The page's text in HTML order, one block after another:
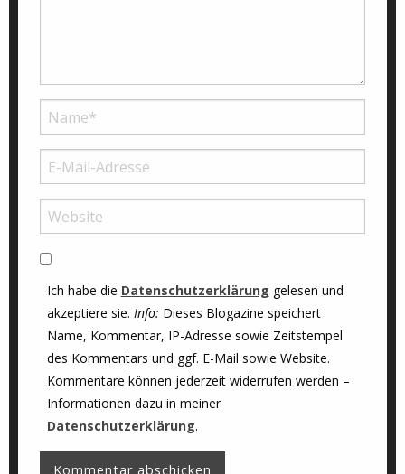
Ich habe die Datenschutzerklärung gelesen und
akzeptiere sie. Info: Dieses Blogazine speichert
Name, Kommentar, IP-Adresse sowie Zeitstempel
des Kommentars und ggf. E-Mail sowie Website.
Kommentare können jederzeit widerrufen werden –
Informationen dazu in meiner
Datenschutzerklärung.